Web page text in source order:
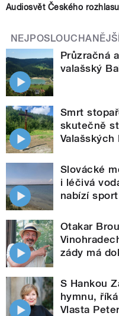
Audiosvět Českého
Průzračná
valašský
Smrt
skutečně
Valašských
Slovácké
i léčivá
nabízí
Otakar
zády má
S Hankou
hymnu,
Vlasta